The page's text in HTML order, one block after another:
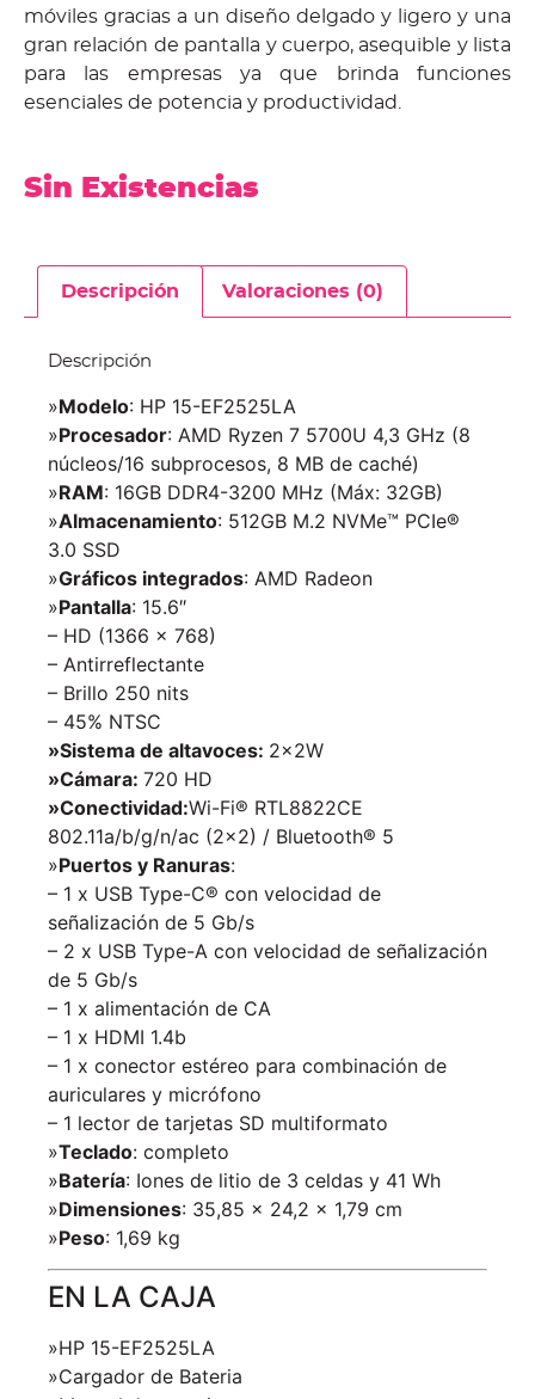
móviles gracias a un diseño delgado y ligero y una
gran relación de pantalla y cuerpo, asequible y lista
para las empresas ya que brinda funciones
esenciales de potencia y productividad.
Sin Existencias
Descripción Valoraciones (0)
Descripción
»Modelo: HP 15-EF2525LA
»Procesador: AMD Ryzen 7 5700U 4,3 GHz (8
núcleos/16 subprocesos, 8 MB de caché)
»RAM: 16GB DDR4-3200 MHz (Máx: 32GB)
»Almacenamiento: 512GB M.2 NVMe™ PCIe®
3.0 SSD
»Gráficos integrados: AMD Radeon
»Pantalla: 15.6″
– HD (1366 x 768)
– Antirreflectante
– Brillo 250 nits
– 45% NTSC
»Sistema de altavoces: 2x2W
»Cámara: 720 HD
»Conectividad:Wi-Fi® RTL8822CE
802.11a/b/g/n/ac (2×2) / Bluetooth® 5
»Puertos y Ranuras:
– 1 x USB Type-C® con velocidad de
señalización de 5 Gb/s
– 2 x USB Type-A con velocidad de señalización
de 5 Gb/s
– 1 x alimentación de CA
– 1 x HDMI 1.4b
– 1 x conector estéreo para combinación de
auriculares y micrófono
– 1 lector de tarjetas SD multiformato
»Teclado: completo
»Batería: Iones de litio de 3 celdas y 41 Wh
»Dimensiones: 35,85 x 24,2 x 1,79 cm
»Peso: 1,69 kg
EN LA CAJA
»HP 15-EF2525LA
»Cargador de Bateria